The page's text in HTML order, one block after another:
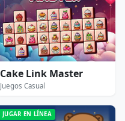
Cake Link Master
Juegos Casual
JUGAR EN LÍNEA